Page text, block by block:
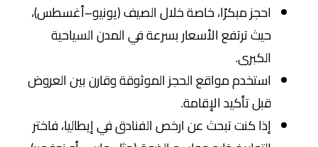
احجز مبكرًا، خاصة خلال الصيف (يونيو–أغسطس)،
حيث ترتفع الأسعار بسرعة في المدن السياحية
الكبرى.
استخدم مواقع الحجز الموثوقة وقارن بين العروض
قبل تأكيد الإقامة.
إذا كنت تبحث عن ارخص الفنادق في إيطاليا، فاختر